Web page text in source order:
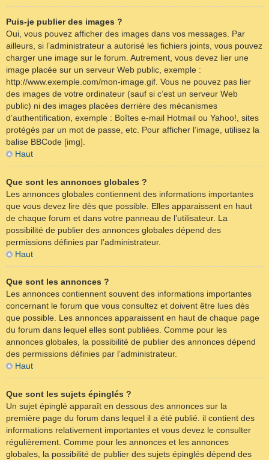
Puis-je publier des images ?
Oui, vous pouvez afficher des images dans vos messages. Par
ailleurs, si l’administrateur a autorisé les fichiers joints, vous pouvez
charger une image sur le forum. Autrement, vous devez lier une
image placée sur un serveur Web public, exemple :
http://www.exemple.com/mon-image.gif. Vous ne pouvez pas lier
des images de votre ordinateur (sauf si c’est un serveur Web
public) ni des images placées derrière des mécanismes
d’authentification, exemple : Boîtes e-mail Hotmail ou Yahoo!, sites
protégés par un mot de passe, etc. Pour afficher l’image, utilisez la
balise BBCode [img].
Haut
Que sont les annonces globales ?
Les annonces globales contiennent des informations importantes
que vous devez lire dès que possible. Elles apparaissent en haut
de chaque forum et dans votre panneau de l’utilisateur. La
possibilité de publier des annonces globales dépend des
permissions définies par l’administrateur.
Haut
Que sont les annonces ?
Les annonces contiennent souvent des informations importantes
concernant le forum que vous consultez et doivent être lues dès
que possible. Les annonces apparaissent en haut de chaque page
du forum dans lequel elles sont publiées. Comme pour les
annonces globales, la possibilité de publier des annonces dépend
des permissions définies par l’administrateur.
Haut
Que sont les sujets épinglés ?
Un sujet épinglé apparaît en dessous des annonces sur la
première page du forum dans lequel il a été publié. il contient des
informations relativement importantes et vous devez le consulter
régulièrement. Comme pour les annonces et les annonces
globales, la possibilité de publier des sujets épinglés dépend des